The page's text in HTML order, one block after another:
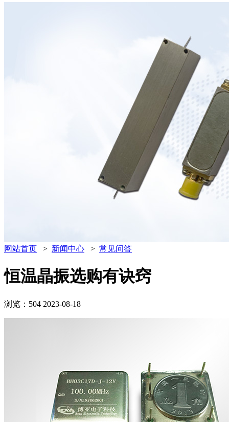
网站首页 > 新闻中心 > 常见问答
恒温晶振选购有诀窍
浏览：504 2023-08-18